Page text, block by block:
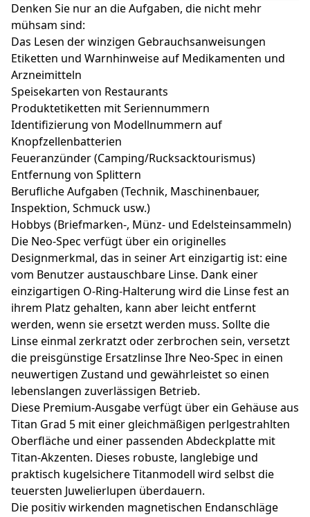
Denken Sie nur an die Aufgaben, die nicht mehr
mühsam sind:
Das Lesen der winzigen Gebrauchsanweisungen
Etiketten und Warnhinweise auf Medikamenten und
Arzneimitteln
Speisekarten von Restaurants
Produktetiketten mit Seriennummern
Identifizierung von Modellnummern auf
Knopfzellenbatterien
Feueranzünder (Camping/Rucksacktourismus)
Entfernung von Splittern
Berufliche Aufgaben (Technik, Maschinenbauer,
Inspektion, Schmuck usw.)
Hobbys (Briefmarken-, Münz- und Edelsteinsammeln)
Die Neo-Spec verfügt über ein originelles
Designmerkmal, das in seiner Art einzigartig ist: eine
vom Benutzer austauschbare Linse. Dank einer
einzigartigen O-Ring-Halterung wird die Linse fest an
ihrem Platz gehalten, kann aber leicht entfernt
werden, wenn sie ersetzt werden muss. Sollte die
Linse einmal zerkratzt oder zerbrochen sein, versetzt
die preisgünstige Ersatzlinse Ihre Neo-Spec in einen
neuwertigen Zustand und gewährleistet so einen
lebenslangen zuverlässigen Betrieb.
Diese Premium-Ausgabe verfügt über ein Gehäuse aus
Titan Grad 5 mit einer gleichmäßigen perlgestrahlten
Oberfläche und einer passenden Abdeckplatte mit
Titan-Akzenten. Dieses robuste, langlebige und
praktisch kugelsichere Titanmodell wird selbst die
teuersten Juwelierlupen überdauern.
Die positiv wirkenden magnetischen Endanschläge